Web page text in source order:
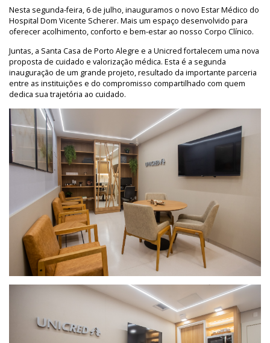
Nesta segunda-feira, 6 de julho, inauguramos o novo Estar Médico do
Hospital Dom Vicente Scherer. Mais um espaço desenvolvido para
oferecer acolhimento, conforto e bem-estar ao nosso Corpo Clínico.
Juntas, a Santa Casa de Porto Alegre e a Unicred fortalecem uma nova
proposta de cuidado e valorização médica. Esta é a segunda
inauguração de um grande projeto, resultado da importante parceria
entre as instituições e do compromisso compartilhado com quem
dedica sua trajetória ao cuidado.